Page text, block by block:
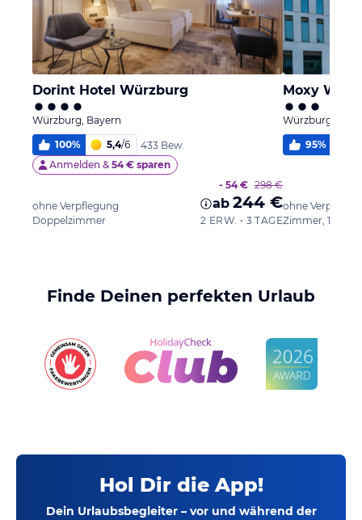
Dorint Hotel Würzburg
Würzburg, Bayern
100% 5,4/6
433 Bew.
Anmelden & 54 € sparen
ohne Verpflegung
Doppelzimmer
- 54 € 298 €
ab 244 €
2 ERW. • 3 TAGE
Moxy
Würzburg,
95%
ohne
Zimmer, 1
Finde Deinen perfekten Urlaub
Hol Dir die App!
Dein Urlaubsbegleiter – vor und während der